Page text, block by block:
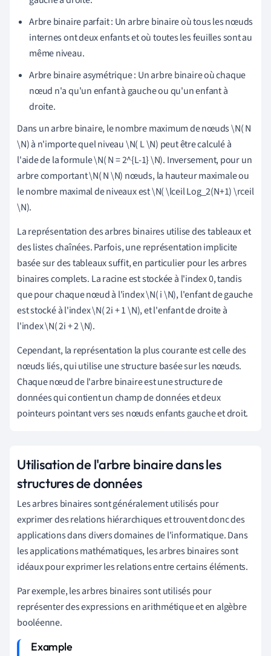
Arbre binaire parfait : Un arbre binaire où tous les nœuds
internes ont deux enfants et où toutes les feuilles sont au
même niveau.
Arbre binaire asymétrique : Un arbre binaire où chaque
nœud n'a qu'un enfant à gauche ou qu'un enfant à
droite.
Dans un arbre binaire, le nombre maximum de nœuds \N( N
\N) à n'importe quel niveau \N( L \N) peut être calculé à
l'aide de la formule \N( N = 2^{L-1} \N). Inversement, pour un
arbre comportant \N( N \N) nœuds, la hauteur maximale ou
le nombre maximal de niveaux est \N( \lceil Log_2(N+1) \rceil
\N).
La représentation des arbres binaires utilise des tableaux et
des listes chaînées. Parfois, une représentation implicite
basée sur des tableaux suffit, en particulier pour les arbres
binaires complets. La racine est stockée à l'index 0, tandis
que pour chaque nœud à l'index \N( i \N), l'enfant de gauche
est stocké à l'index \N( 2i + 1 \N), et l'enfant de droite à
l'index \N( 2i + 2 \N).
Cependant, la représentation la plus courante est celle des
nœuds liés, qui utilise une structure basée sur les nœuds.
Chaque nœud de l'arbre binaire est une structure de
données qui contient un champ de données et deux
pointeurs pointant vers ses nœuds enfants gauche et droit.
Utilisation de l'arbre binaire dans les
structures de données
Les arbres binaires sont généralement utilisés pour
exprimer des relations hiérarchiques et trouvent donc des
applications dans divers domaines de l'informatique. Dans
les applications mathématiques, les arbres binaires sont
idéaux pour exprimer les relations entre certains éléments.
Par exemple, les arbres binaires sont utilisés pour
représenter des expressions en arithmétique et en algèbre
booléenne.